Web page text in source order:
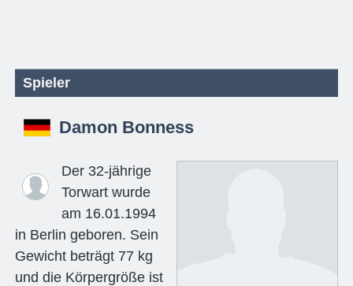
Spieler
Damon Bonness
Der 32-jährige
Torwart wurde
am 16.01.1994
in Berlin geboren. Sein
Gewicht beträgt 77 kg
und die Körpergröße ist